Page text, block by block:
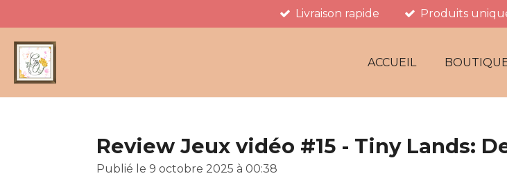
au
contenu
principal
Livraison rapide Produits
ACCUEIL
Review Jeux vidéo #15 - Tiny Lands:
Publié le 9 octobre 2025 à 00:38